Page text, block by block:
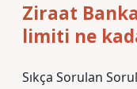
Ziraat
limiti ne
Sıkça Sorulan